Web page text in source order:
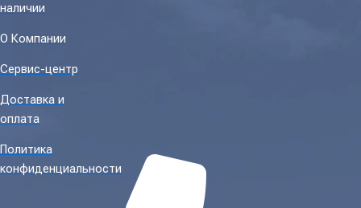
наличии
О Компании
Сервис-центр
Доставка и
оплата
Политика
конфиденциальности